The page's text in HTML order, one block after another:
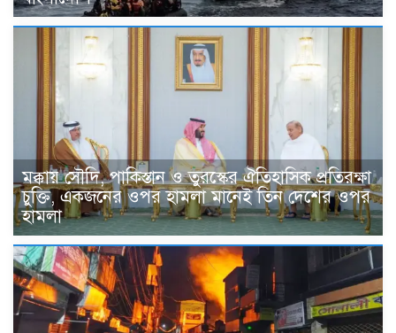
মক্কায় সৌদি, পাকিস্তান ও তুরস্কের ঐতিহাসিক প্রতিরক্ষা
চুক্তি, একজনের ওপর হামলা মানেই তিন দেশের ওপর
হামলা